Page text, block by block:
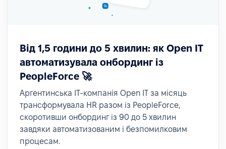
Від 1,5 години до 5 хвилин: як Open IT
автоматизувала онбординг із
PeopleForce 🚀
Аргентинська ІТ-компанія Open IT за місяць
трансформувала HR разом із PeopleForce,
скоротивши онбординг із 90 до 5 хвилин
завдяки автоматизованим і безпомилковим
процесам.